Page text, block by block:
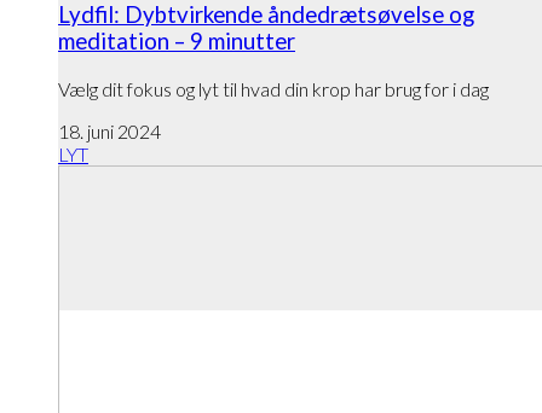
Lydfil: Dybtvirkende åndedrætsøvelse og
meditation – 9 minutter
Vælg dit fokus og lyt til hvad din krop har brug for i dag
18. juni 2024
LYT